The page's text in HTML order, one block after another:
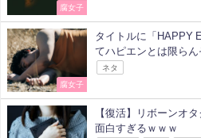
腐女子
腐女子
タイトルに「HAPPY
てハピエンとは限らん
ネタ
【復活】リボーンオ
面白すぎるｗｗｗ